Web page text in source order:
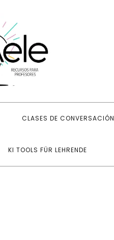
CLASES DE CONVERSACIÓN
KI TOOLS FÜR LEHRENDE